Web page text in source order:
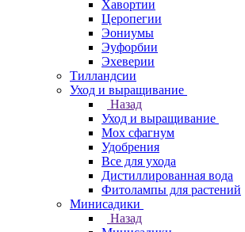
Хавортии
Церопегии
Эониумы
Эуфорбии
Эхеверии
Тилландсии
Уход и выращивание
Назад
Уход и выращивание
Мох сфагнум
Удобрения
Все для ухода
Дистиллированная вода
Фитолампы для растений
Минисадики
Назад